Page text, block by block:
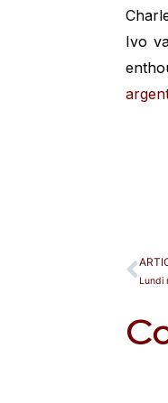
Ivo
Lundi